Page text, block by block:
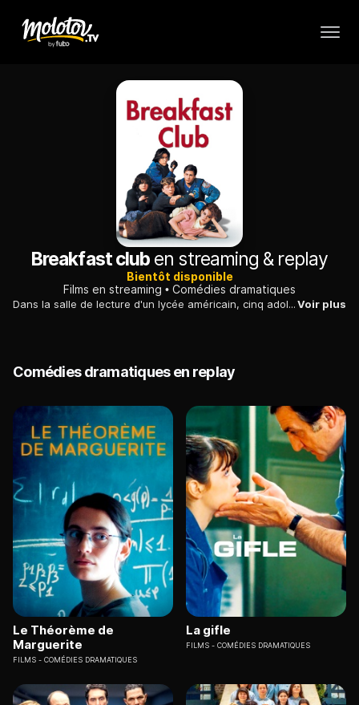
Breakfast club en streaming & replay
Bientôt disponible
Films en streaming
Comédies dramatiques
Dans la salle de lecture d'un lycée américain, cinq adolescents en retenue font connaissance et apprennent à s'apprécier malgré leurs différences.Voir plus
Comédies dramatiques en replay
Le Théorème de
Marguerite
FILMS COMÉDIES DRAMATIQUES
La gifle
FILMS COMÉDIES DRAMATIQUES